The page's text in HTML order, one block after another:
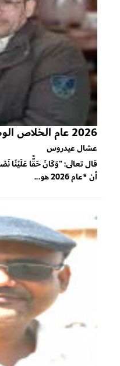
2026 عام الخلاص الوطني بإذن الله
عشال عيدروس
قال تعالى: "وَكَانَ حَقًّا عَلَيْنَا
أن *عام 2026 هو...